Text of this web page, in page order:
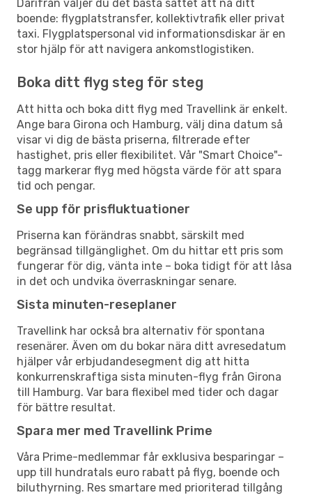
Därifrån väljer du det bästa sättet att nå ditt
boende: flygplatstransfer, kollektivtrafik eller privat
taxi. Flygplatspersonal vid informationsdiskar är en
stor hjälp för att navigera ankomstlogistiken.
Boka ditt flyg steg för steg
Att hitta och boka ditt flyg med Travellink är enkelt.
Ange bara Girona och Hamburg, välj dina datum så
visar vi dig de bästa priserna, filtrerade efter
hastighet, pris eller flexibilitet. Vår "Smart Choice"-
tagg markerar flyg med högsta värde för att spara
tid och pengar.
Se upp för prisfluktuationer
Priserna kan förändras snabbt, särskilt med
begränsad tillgänglighet. Om du hittar ett pris som
fungerar för dig, vänta inte – boka tidigt för att låsa
in det och undvika överraskningar senare.
Sista minuten-reseplaner
Travellink har också bra alternativ för spontana
resenärer. Även om du bokar nära ditt avresedatum
hjälper vår erbjudandesegment dig att hitta
konkurrenskraftiga sista minuten-flyg från Girona
till Hamburg. Var bara flexibel med tider och dagar
för bättre resultat.
Spara mer med Travellink Prime
Våra Prime-medlemmar får exklusiva besparingar –
upp till hundratals euro rabatt på flyg, boende och
biluthyrning. Res smartare med prioriterad tillgång